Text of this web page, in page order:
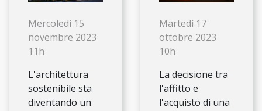
Mercoledì 15
novembre 2023
11h
L'architettura
sostenibile sta
diventando un
Martedì 17
ottobre 2023
10h
La decisione tra
l'affitto e
l'acquisto di una